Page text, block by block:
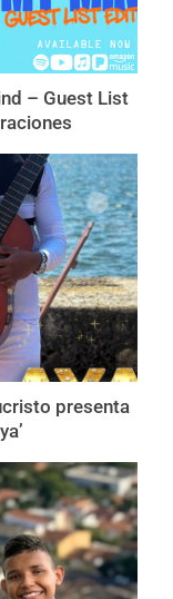
– Guest List
presenta